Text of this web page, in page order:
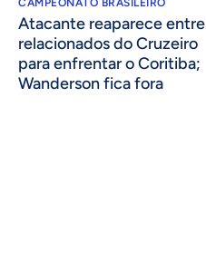
Atacante reaparece entre
relacionados do Cruzeiro
para enfrentar o Coritiba;
Wanderson fica fora